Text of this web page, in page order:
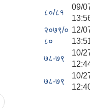
८०/८१
09/
२०७९/०
८०
12/
७८-७९
10/
७८-७९
10/